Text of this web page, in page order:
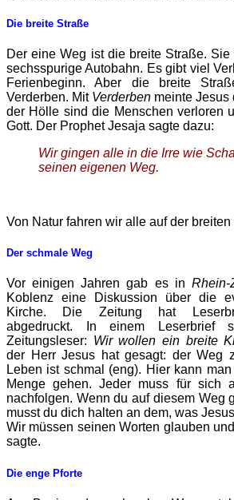
Die breite Straße
Der eine Weg ist die breite Straße.
sechsspurige Autobahn. Es gibt viel
Ferienbeginn. Aber die breite
Verderben. MitVerderben meinte Jesus
der Hölle sind die Menschen verloren
Gott. Der Prophet Jesaja sagte dazu:
Wir gingen alle in die Irre wie
seinen eigenen Weg.
Von Natur fahren wir alle auf der breiten
Der schmale Weg
Vor einigen Jahren gab es in Rhein-
Koblenz eine Diskussion über die
Kirche. Die Zeitung hat
abgedruckt. In einem Leserbrief
Zeitungsleser: Wir wollen ein breite
der Herr Jesus hat gesagt: der Weg
Leben ist schmal (eng). Hier kann
Menge gehen. Jeder muss für sich
nachfolgen. Wenn du auf diesem Weg
musst du dich halten an dem, was
Wir müssen seinen Worten glauben
sagte.
Die enge Pforte